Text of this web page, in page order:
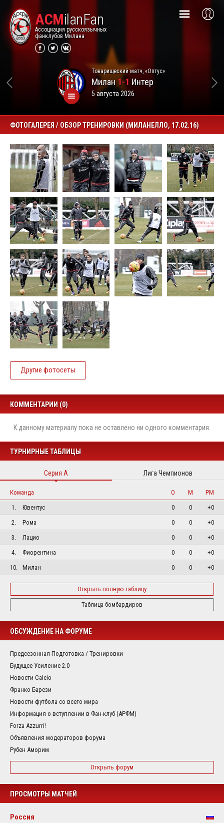
ACMilanFan
Ассоциация русскоязычных
фанклубов Милана
Товарищеский матч, «Оптус»
Милан1-1 Интер
5 августа 2026
ФОТОГАЛЕРЕЯ / ОБЗОР ТРЕНИРОВКИ (МИЛАНЕЛЛО, 17.02.16)
Другие фотосеты
КОММЕНТАРИИ (0)
К данному материалу пока не оставлено ни одного комментария.
ТУРНИРНЫЕ ТАБЛИЦЫ
Серия А Лига Чемпионов
Команда О М
РМ
1.
Ювентус 0 0
+0
2.
Рома 0 0
+0
3.
Лацио 0 0
+0
4.
Фиорентина 0 0
+0
10.
Милан 0 0 +0
Открыть полную таблицу
Таблица бомбардиров
ОБСУЖДЕНИЕ НА ФОРУМЕ
Предсезонная Подготовка / Тренировки
Будущее Усиление 2.0
Новости Calcio
Франко Барези
Новости футбола со всего мира
Информация о вступлении в Фан-клуб (АРФМ)
Forza Azzurri!
Объявления модераторов форума
Рубен Аморим
Открыть форум
ПРОСМОТРЫ МАТЧЕЙ
Россия